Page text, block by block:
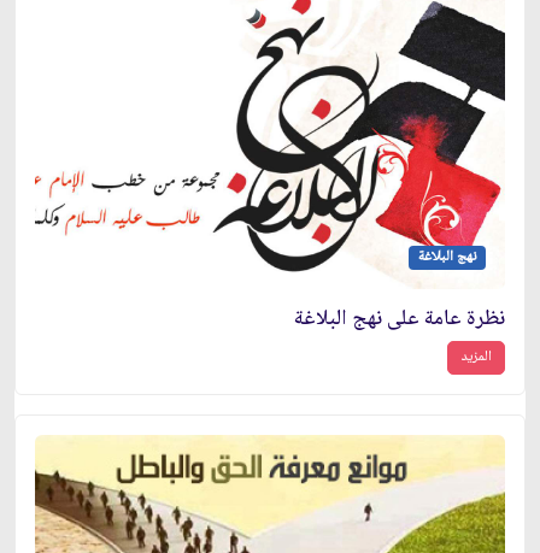
نهج البلاغة
نظرة عامة على نهج البلاغة
المزيد